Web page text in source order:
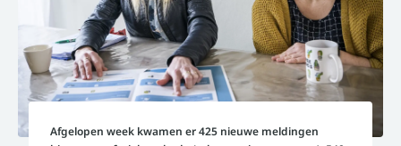
Afgelopen week kwamen er 425 nieuwe meldingen